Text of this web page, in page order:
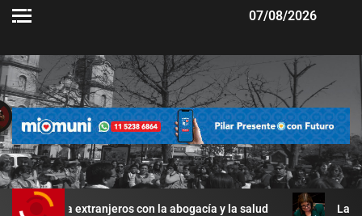
07/08/2026
a extranjeros con la abogacía y la salud La Ley de